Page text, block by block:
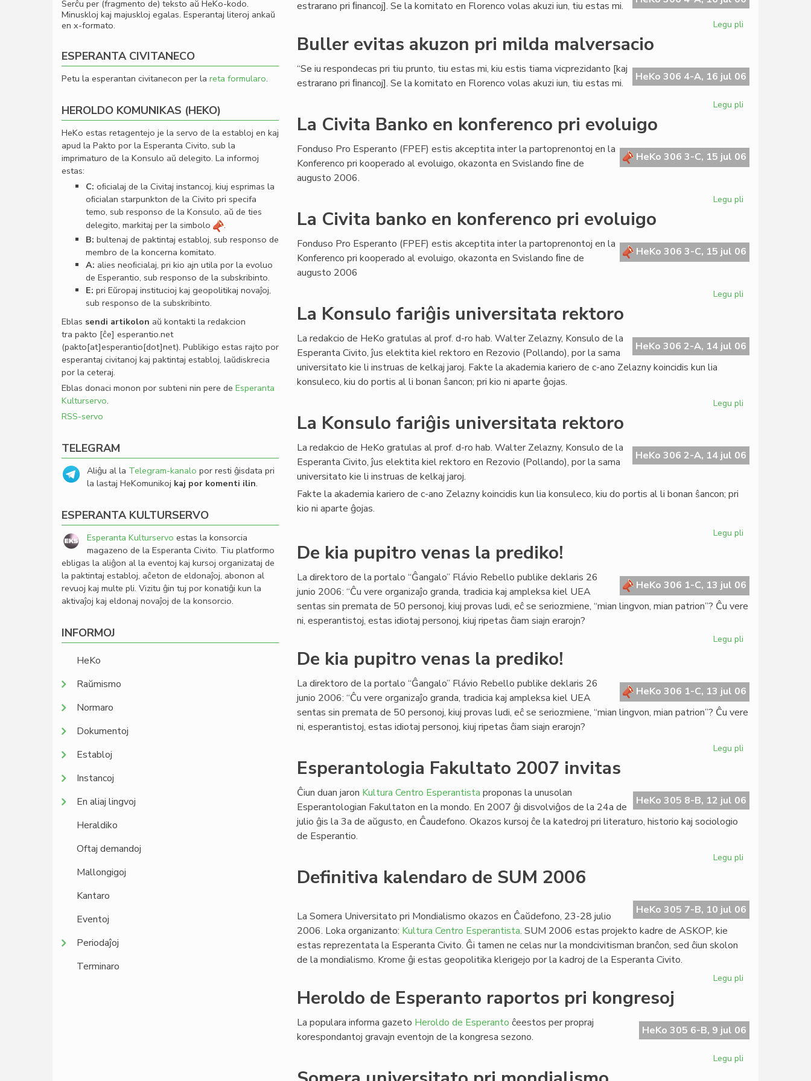
estrarano pri ﬁnancoj]. Se la komitato en Florenco volas akuzi iun, tiu estas mi.
Legu pli
pri
milda
Buller evitas akuzon pri milda malversacio
HeKo 306 4-A, 16 jul 06
“Se iu respondecas pri tiu prunto, tiu estas mi, kiu estis tiama vicprezidanto [kaj
estrarano pri ﬁnancoj]. Se la komitato en Florenco volas akuzi iun, tiu estas mi.
Legu pli
pri
milda
La Civita Banko en konferenco pri evoluigo
HeKo 306 3-C, 15 jul 06
Fonduso Pro Esperanto (FPEF) estis akceptita inter la partoprenontoj en la
Konferenco pri kooperado al evoluigo, okazonta en Svislando ﬁne de
augusto 2006.
Legu pli
en
konferenco
La Civita banko en konferenco pri evoluigo
HeKo 306 3-C, 15 jul 06
Fonduso Pro Esperanto (FPEF) estis akceptita inter la partoprenontoj en la
Konferenco pri kooperado al evoluigo, okazonta en Svislando ﬁne de
augusto 2006
Legu pli
en
konferenco
La Konsulo fariĝis universitata rektoro
HeKo 306 2-A, 14 jul 06
La redakcio de HeKo gratulas al prof. d-ro hab. Walter Zelazny, Konsulo de la
Esperanta Civito, ĵus elektita kiel rektoro en Rezovio (Pollando), por la sama
universitato kie li instruas de kelkaj jaroj. Fakte la akademia kariero de c-ano Zelazny koincidis kun lia
konsuleco, kiu do portis al li bonan ŝancon; pri kio ni aparte ĝojas.
Legu pli
universitata
rektoro
La Konsulo fariĝis universitata rektoro
HeKo 306 2-A, 14 jul 06
La redakcio de HeKo gratulas al prof. d-ro hab. Walter Zelazny, Konsulo de la
Esperanta Civito, ĵus elektita kiel rektoro en Rezovio (Pollando), por la sama
universitato kie li instruas de kelkaj jaroj.
Fakte la akademia kariero de c-ano Zelazny koincidis kun lia konsuleco, kiu do portis al li bonan ŝancon; pri
kio ni aparte ĝojas.
Legu pli
universitata
rektoro
De kia pupitro venas la prediko!
HeKo 306 1-C, 13 jul 06
La direktoro de la portalo “Ĝangalo” Flávio Rebello publike deklaris 26
junio 2006: “Ĉu vere organizaĵo granda, tradicia kaj ampleksa kiel UEA
sentas sin premata de 50 personoj, kiuj provas ludi, eĉ se seriozmiene, “mian lingvon, mian patrion”? Ĉu vere
ni, esperantistoj, estas idiotaj personoj, kiuj ripetas ĉiam siajn erarojn?
Legu pli
venas
la
prediko!
De kia pupitro venas la prediko!
HeKo 306 1-C, 13 jul 06
La direktoro de la portalo “Ĝangalo” Flávio Rebello publike deklaris 26
junio 2006: “Ĉu vere organizaĵo granda, tradicia kaj ampleksa kiel UEA
sentas sin premata de 50 personoj, kiuj provas ludi, eĉ se seriozmiene, “mian lingvon, mian patrion”? Ĉu vere
ni, esperantistoj, estas idiotaj personoj, kiuj ripetas ĉiam siajn erarojn?
Legu pli
venas
la
Esperantologia Fakultato 2007 invitas
HeKo 305 8-B, 12 jul 06
Ĉiun duan jaron Kultura Centro Esperantista proponas la unusolan
Esperantologian Fakultaton en la mondo. En 2007 ĝi disvolviĝos de la 24a de
julio ĝis la 3a de aŭgusto, en Ĉaudefono. Okazos kursoj ĉe la katedroj pri literaturo, historio kaj sociologio
de Esperantio.
Legu pli
invitas
Definitiva kalendaro de SUM 2006
HeKo 305 7-B, 10 jul 06
La Somera Universitato pri Mondialismo okazos en Ĉaŭdefono, 23-28 julio
2006. Loka organizanto: Kultura Centro Esperantista. SUM 2006 estas projekto kadre de ASKOP, kie
estas reprezentata la Esperanta Civito. Ĝi tamen ne celas nur la mondcivitisman branĉon, sed ĉiun skolon
de la mondialismo. Krome ĝi estas geopolitika klerigejo por la kadroj de la Esperanta Civito.
Legu pli
SUM
2006
Heroldo de Esperanto raportos pri kongresoj
HeKo 305 6-B, 9 jul 06
La populara informa gazeto Heroldo de Esperanto ĉeestos per propraj
korespondantoj gravajn eventojn de la kongresa sezono.
Legu pli
Serĉu per (fragmento de) teksto aŭ HeKo-kodo.
Minuskloj kaj majuskloj egalas. Esperantaj literoj ankaŭ
en x-formato.
ESPERANTA CIVITANECO
Petu la esperantan civitanecon per la reta formularo.
HEROLDO KOMUNIKAS (HEKO)
HeKo estas retagentejo je la servo de la establoj en kaj
apud la Pakto por la Esperanta Civito, sub la
imprimaturo de la Konsulo aŭ delegito. La informoj
estas:
C: oﬁcialaj de la Civitaj instancoj, kiuj esprimas la
oﬁcialan starpunkton de la Civito pri specifa
temo, sub responso de la Konsulo, aŭ de ties
delegito, markitaj per la simbolo
.
B: bultenaj de paktintaj establoj, sub responso de
membro de la koncerna komitato.
A: alies neoﬁcialaj, pri kio ajn utila por la evoluo
de Esperantio, sub responso de la subskribinto.
E: pri Eŭropaj institucioj kaj geopolitikaj novaĵoj,
sub responso de la subskribinto.
Eblas sendi artikolon aŭ kontakti la redakcion
tra pakto [ĉe] esperantio.net
(pakto[at]esperantio[dot]net). Publikigo estas rajto por
esperantaj civitanoj kaj paktintaj establoj, laŭdiskrecia
por la ceteraj.
Eblas donaci monon por subteni nin pere de Esperanta
Kulturservo.
RSS-servo
TELEGRAM
Aliĝu al la Telegram-kanalo por resti ĝisdata pri
la lastaj HeKomunikoj kaj por komenti ilin.
ESPERANTA KULTURSERVO
Esperanta Kulturservo estas la konsorcia
magazeno de la Esperanta Civito. Tiu platformo
ebligas la aliĝon al la eventoj kaj kursoj organizataj de
la paktintaj establoj, aĉeton de eldonaĵoj, abonon al
revuoj kaj multe pli. Vizitu ĝin tuj por konatiĝi kun la
aktivaĵoj kaj eldonaj novaĵoj de la konsorcio.
INFORMOJ
HeKo
Raŭmismo
Normaro
Dokumentoj
Establoj
Instancoj
En aliaj lingvoj
Heraldiko
Oftaj demandoj
Mallongigoj
Kantaro
Eventoj
Periodaĵoj
Terminaro